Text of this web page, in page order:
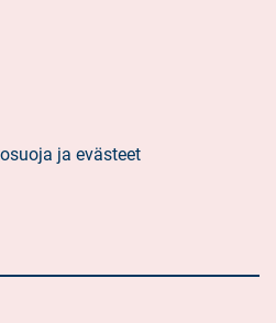
ja evästeet